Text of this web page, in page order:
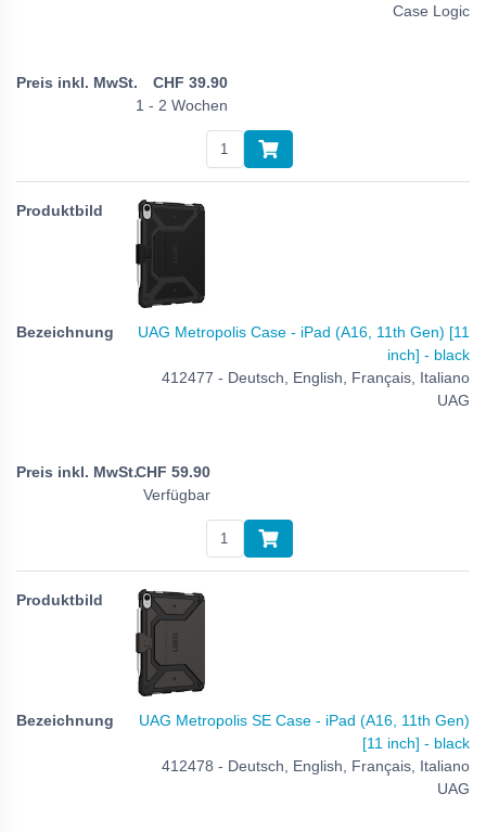
Case Logic
CHF 39.90
1 - 2 Wochen
UAG Metropolis Case - iPad (A16, 11th Gen) [11
inch] - black
412477 - Deutsch, English, Français, Italiano
UAG
CHF 59.90
Verfügbar
UAG Metropolis SE Case - iPad (A16, 11th Gen)
[11 inch] - black
412478 - Deutsch, English, Français, Italiano
UAG